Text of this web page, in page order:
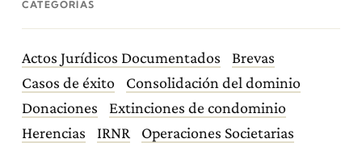
CATEGORÍAS
Actos Jurídicos Documentados
Brevas
Casos de éxito
Consolidación del dominio
Donaciones
Extinciones de condominio
Herencias
IRNR
Operaciones Societarias